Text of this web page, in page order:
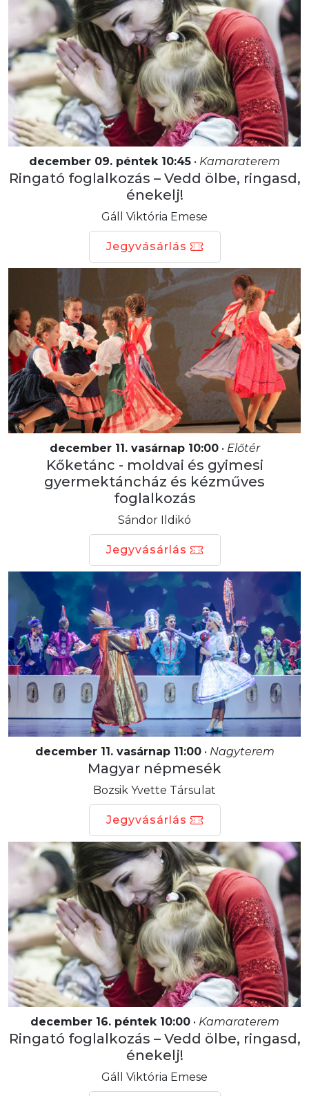
december 09. péntek 10:45 • Kamaraterem
Ringató foglalkozás – Vedd ölbe, ringasd,
énekelj!
Gáll Viktória Emese
Jegyvásárlás
december 11. vasárnap 10:00• Előtér
Kőketánc - moldvai és gyimesi
gyermektáncház és kézműves
foglalkozás
Sándor Ildikó
Jegyvásárlás
december 11. vasárnap 11:00• Nagyterem
Magyar népmesék
Bozsik Yvette Társulat
Jegyvásárlás
december 16. péntek 10:00• Kamaraterem
Ringató foglalkozás – Vedd ölbe, ringasd,
énekelj!
Gáll Viktória Emese